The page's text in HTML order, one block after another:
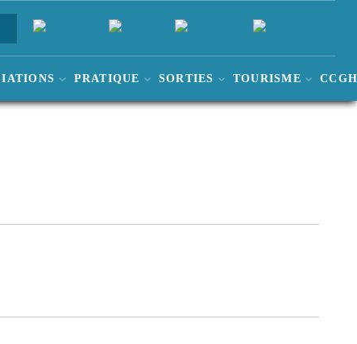
PRATIQUE SORTIES TOURISME